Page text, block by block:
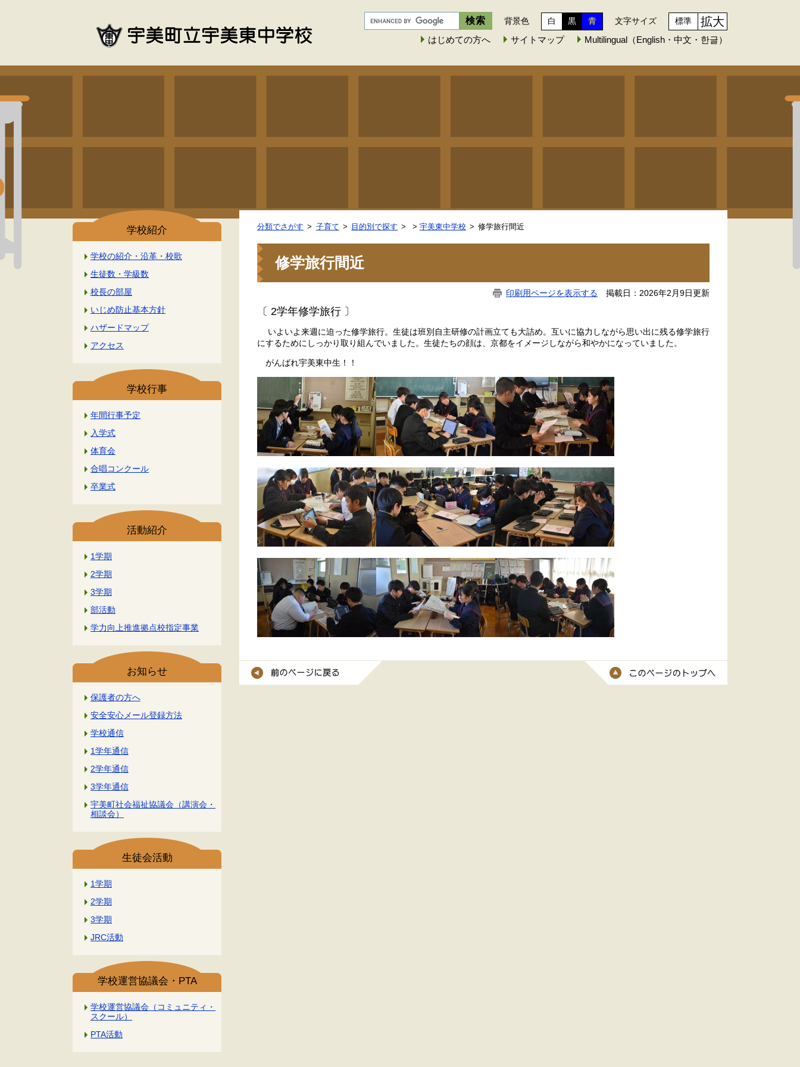
背景色 白 黒 青 文字サイズ 標準 拡大
はじめての方へ サイトマップ Multilingual（English・中文・한글）
学校紹介
学校の紹介・沿革・校歌
生徒数・学級数
校長の部屋
いじめ防止基本方針
ハザードマップ
アクセス
学校行事
年間行事予定
入学式
体育会
合唱コンクール
卒業式
活動紹介
1学期
2学期
3学期
部活動
学力向上推進拠点校指定事業
お知らせ
保護者の方へ
安全安心メール登録方法
学校通信
1学年通信
2学年通信
3学年通信
宇美町社会福祉協議会（講演会・
相談会）
生徒会活動
1学期
2学期
3学期
JRC活動
学校運営協議会・PTA
学校運営協議会（コミュニティ・
スクール）
PTA活動
分類でさがす 子育て 目的別で探す > 宇美東中学校 修学旅行間近
修学旅行間近
印刷用ページを表示する 掲載日：2026年2月9日更新
〔 2学年修学旅行 〕
いよいよ来週に迫った修学旅行。生徒は班別自主研修の計画立ても大詰め。互いに協力しながら思い出に残る修学旅行
にするためにしっかり取り組んでいました。生徒たちの顔は、京都をイメージしながら和やかになっていました。
がんばれ宇美東中生！！